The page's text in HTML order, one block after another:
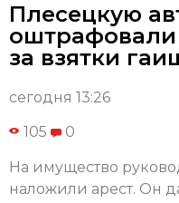
Плесецкую
оштрафовали
за взятки
сегодня 13:26
105 0
На имущество
наложили арест. Он